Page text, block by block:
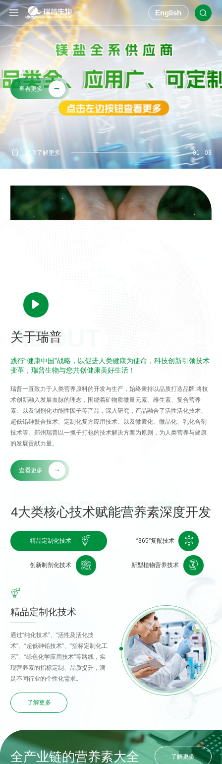
English 
查看更多 
 滑动了解更多 01 - 03
致力于共同提高
人类的饮食健康

 滑动了解更多 01 - 03
营养强化全系
综合服务商

 滑动了解更多 01 - 03
关于瑞普
践行“健康中国”战略，以促进人类健康为使命，科技创新引领技术
变革，瑞普生物与您共创健康美好生活！
瑞普一直致力于人类营养原料的开发与生产，始终秉持以品质打造品牌 将技
术创新融入发展血脉的理念，围绕着矿物质微量元素、维生素、复合营养
素、以及制剂化功能性因子等产品，深入研究，产品融合了活性活化技术、
超低铅砷螯合技术、定制化复方应用技术、以及微囊化、微晶化、乳化合剂
技术等。郑州瑞普以一揽子打包的技术解决方案为原则，为人类营养与健康
的发展贡献力量。
查看更多 
4大类核心技术赋能营养素深度开发
精品定制化技术  “365”复配技术 
创新制剂化技术  新型植物营养技术 

精品定制化技术
通过“纯化技术”、“活性及活化技
术”、“超低砷铅技术”、“指标定制化工
艺”、“绿色化学应用技术”等路线，实
现营养素的指标定制、品质提升，满
足不同行业的个性化需求。
了解更多
全产业链的营养素大全 了解更多